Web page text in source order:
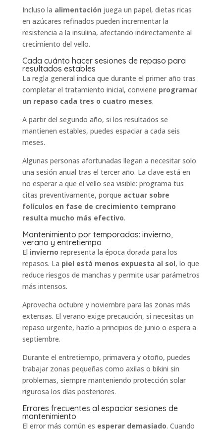
Incluso la alimentación juega un papel, dietas ricas
en azúcares refinados pueden incrementar la
resistencia a la insulina, afectando indirectamente al
crecimiento del vello.
Cada cuánto hacer sesiones de repaso para
resultados estables
La regla general indica que durante el primer año tras
completar el tratamiento inicial, conviene programar
un repaso cada tres o cuatro meses.
A partir del segundo año, si los resultados se
mantienen estables, puedes espaciar a cada seis
meses.
Algunas personas afortunadas llegan a necesitar solo
una sesión anual tras el tercer año. La clave está en
no esperar a que el vello sea visible: programa tus
citas preventivamente, porque actuar sobre
folículos en fase de crecimiento temprano
resulta mucho más efectivo.
Mantenimiento por temporadas: invierno,
verano y entretiempo
El invierno representa la época dorada para los
repasos. La piel está menos expuesta al sol, lo que
reduce riesgos de manchas y permite usar parámetros
más intensos.
Aprovecha octubre y noviembre para las zonas más
extensas. El verano exige precaución, si necesitas un
repaso urgente, hazlo a principios de junio o espera a
septiembre.
Durante el entretiempo, primavera y otoño, puedes
trabajar zonas pequeñas como axilas o bikini sin
problemas, siempre manteniendo protección solar
rigurosa los días posteriores.
Errores frecuentes al espaciar sesiones de
mantenimiento
El error más común es esperar demasiado. Cuando